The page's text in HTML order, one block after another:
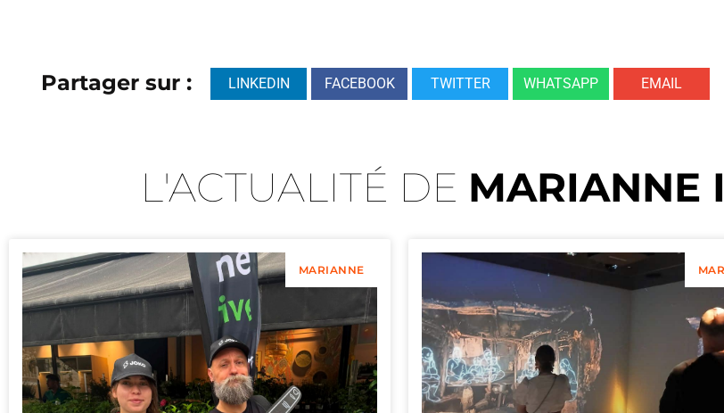
Partager sur : LINKEDIN FACEBOOK TWITTER WHATSAPP EMAIL
L'ACTUALITÉ DE MARIANNE
MARIANNE